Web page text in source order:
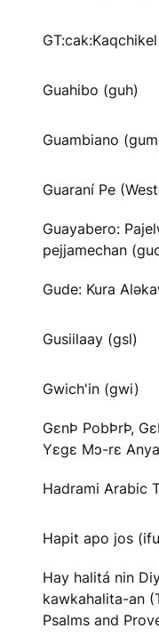
Guahibo (guh)
Guambiano
Guaraní Pe
Guayabero:
pejjamechan
Gude: Kura
Gusiilaay (gsl)
Gwich'in (gwi)
GɛnÞ PobÞrÞ,
Yɛgɛ Mɔ-rɛ
Hadrami Arabic
Hapit apo jos
Hay halitá nin
kawkahalita-an
Psalms and